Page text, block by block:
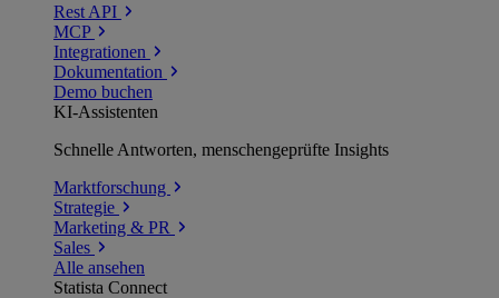
Rest API
MCP
Integrationen
Dokumentation
Demo buchen
KI-Assistenten
Schnelle Antworten, menschengeprüfte Insights
Marktforschung
Strategie
Marketing & PR
Sales
Alle ansehen
Statista Connect